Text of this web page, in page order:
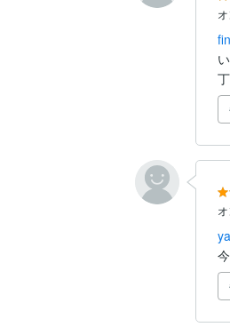
宿題量は
・テスト
■こんな生
✔ 塾が合
✔ 勉強し
✔ 定期テス
✔ 勉強方
特に「努
私は塾に